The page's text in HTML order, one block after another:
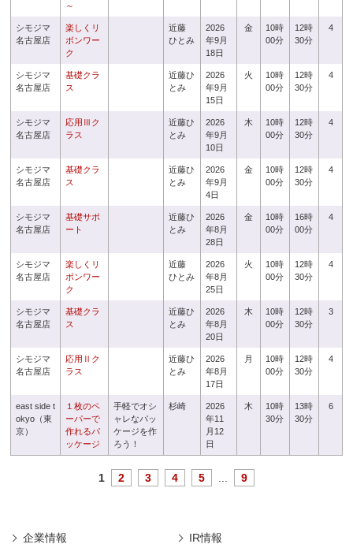
～
シモジマ
名古屋店
楽しくリ
ボンワー
ク
近藤
ひとみ
2026
年9月
18日
金
10時
00分
12時
30分
4
シモジマ
名古屋店
基礎クラ
ス
近藤ひ
とみ
2026
年9月
15日
火
10時
00分
12時
30分
4
シモジマ
名古屋店
応用Ⅲク
ラス
近藤ひ
とみ
2026
年9月
10日
木
10時
00分
12時
30分
4
シモジマ
名古屋店
基礎クラ
ス
近藤ひ
とみ
2026
年9月
4日
金
10時
00分
12時
30分
4
シモジマ
名古屋店
基礎サポ
ート
近藤ひ
とみ
2026
年8月
28日
金
10時
00分
16時
00分
4
シモジマ
名古屋店
楽しくリ
ボンワー
ク
近藤
ひとみ
2026
年8月
25日
火
10時
00分
12時
30分
4
シモジマ
名古屋店
基礎クラ
ス
近藤ひ
とみ
2026
年8月
20日
木
10時
00分
12時
30分
3
シモジマ
名古屋店
応用Ⅱク
ラス
近藤ひ
とみ
2026
年8月
17日
月
10時
00分
12時
30分
4
east side t
okyo（東
京）
１枚のペ
ーパーで
作れるパ
ッケージ
手軽でオシ
ャレなパッ
ケージを作
ろう！
杉崎
2026
年11
月12
日
木
10時
30分
13時
30分
6
1 2 3 4 5 9
企業情報 IR情報